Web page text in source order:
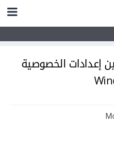
إعدادات الخصوصية